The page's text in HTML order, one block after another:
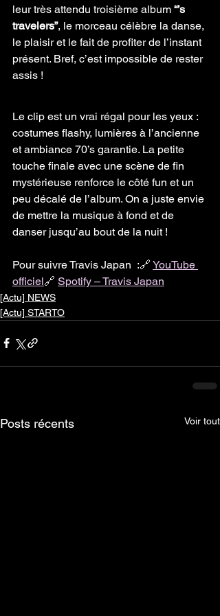
leur très attendu troisième album “’s
travelers”, le morceau célèbre la danse,
le plaisir et le fait de profiter de l’instant
présent. Bref, c’est impossible de rester
assis !
Le clip est un vrai régal pour les yeux :
costumes flashy, lumières à l’ancienne
et ambiance 70’s garantie. La petite
touche finale avec une scène de fin
mystérieuse renforce le côté fun et un
peu décalé de l’album. On a juste envie
de mettre la musique à fond et de
danser jusqu’au bout de la nuit !
Pour suivre Travis Japan  :🔗 YouTube
officiel🔗 Spotify – Travis Japan
[Actu] NEWS
[Actu] STARTO
Posts récents Voir tout